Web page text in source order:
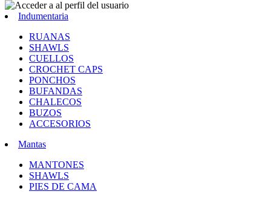
Indumentaria
RUANAS
SHAWLS
CUELLOS
CROCHET CAPS
PONCHOS
BUFANDAS
CHALECOS
BUZOS
ACCESORIOS
Mantas
MANTONES
SHAWLS
PIES DE CAMA